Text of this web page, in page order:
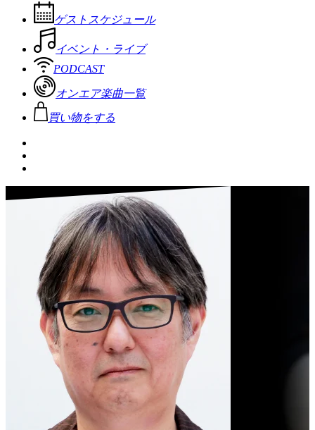
ゲストスケジュール
イベント・ライブ
PODCAST
オンエア楽曲一覧
買い物をする